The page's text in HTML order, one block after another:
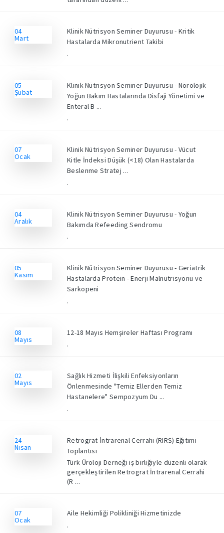
04
Mart
Klinik Nütrisyon Seminer Duyurusu - Kritik
Hastalarda Mikronutrient Takibi
.
05
Şubat
Klinik Nütrisyon Seminer Duyurusu - Nörolojik
Yoğun Bakım Hastalarında Disfaji Yönetimi ve
Enteral B ...
.
07
Ocak
Klinik Nütrisyon Seminer Duyurusu - Vücut
Kitle İndeksi Düşük (<18) Olan Hastalarda
Beslenme Stratej ...
.
04
Aralık
Klinik Nütrisyon Seminer Duyurusu - Yoğun
Bakımda Refeeding Sendromu
.
05
Kasım
Klinik Nütrisyon Seminer Duyurusu - Geriatrik
Hastalarda Protein - Enerji Malnütrisyonu ve
Sarkopeni
.
08
Mayıs
12-18 Mayıs Hemşireler Haftası Programı
.
02
Mayıs
Sağlık Hizmeti İlişkili Enfeksiyonların
Önlenmesinde "Temiz Ellerden Temiz
Hastanelere" Sempozyum Du ...
.
24
Nisan
Retrograt İntrarenal Cerrahi (RIRS) Eğitimi
Toplantısı
Türk Üroloji Derneği iş birliğiyle düzenli olarak
gerçekleştirilen Retrograt İntrarenal Cerrahi
(R ...
07
Ocak
Aile Hekimliği Polikliniği Hizmetinizde
.